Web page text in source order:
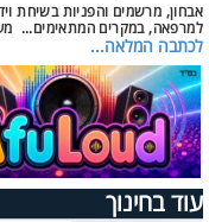
אבחון, מרשמים והפניות בשיחת
למרפאה, במקרים המתאימים...
לכתבה המלאה...
עוד בחינוך